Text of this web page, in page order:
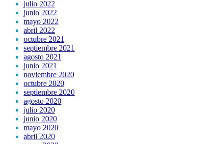
julio 2022
junio 2022
mayo 2022
abril 2022
octubre 2021
septiembre 2021
agosto 2021
junio 2021
noviembre 2020
octubre 2020
septiembre 2020
agosto 2020
julio 2020
junio 2020
mayo 2020
abril 2020